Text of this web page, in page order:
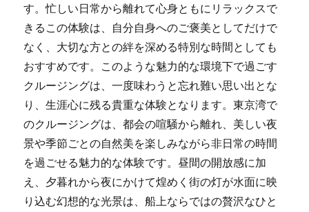
す。忙しい日常から離れて心身ともにリラックスで
きるこの体験は、自分自身へのご褒美としてだけで
なく、大切な方との絆を深める特別な時間としても
おすすめです。このような魅力的な環境下で過ごす
クルージングは、一度味わうと忘れ難い思い出とな
り、生涯心に残る貴重な体験となります。東京湾で
のクルージングは、都会の喧騒から離れ、美しい夜
景や季節ごとの自然美を楽しみながら非日常の時間
を過ごせる魅力的な体験です。昼間の開放感に加
え、夕暮れから夜にかけて煌めく街の灯が水面に映
り込む幻想的な光景は、船上ならではの贅沢なひと